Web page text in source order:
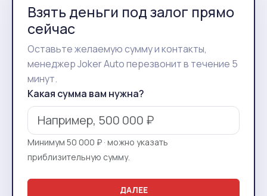
Взять деньги под залог прямо
сейчас
Оставьте желаемую сумму и контакты,
менеджер Joker Auto перезвонит в течение 5
минут.
Какая сумма вам нужна?
Минимум 50 000 ₽ · можно указать
приблизительную сумму.
ДАЛЕЕ